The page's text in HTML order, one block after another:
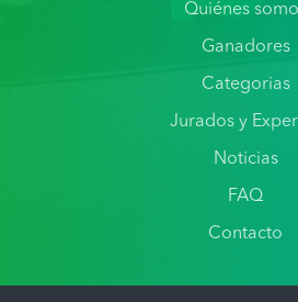
Quiénes
Ganadores
Categorias
Jurados y
Noticias
FAQ
Contacto